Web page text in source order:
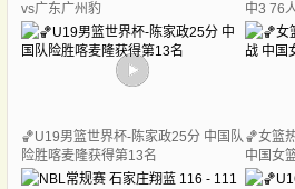
vs广东广州豹
中3 76
🏀U19男篮世界杯-陈家政25分 中国队
险胜喀麦隆获得第13名
🏀女篮
中国女